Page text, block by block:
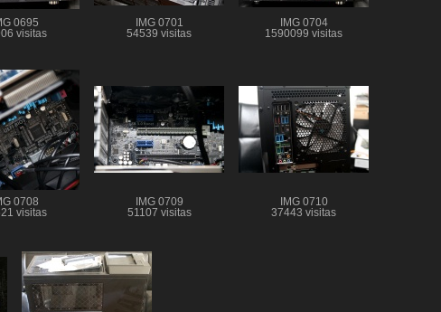
0695
visitas
IMG 0701
54539 visitas
IMG 0704
1590099 visitas
0708
visitas
IMG 0709
51107 visitas
IMG 0710
37443 visitas